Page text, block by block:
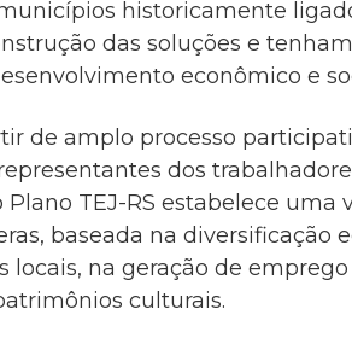
historicamente
das soluções e
econômico e
de amplo processo
dos
Plano TEJ-RS estabelece uma
baseada na diversificação
locais, na geração de
culturais.